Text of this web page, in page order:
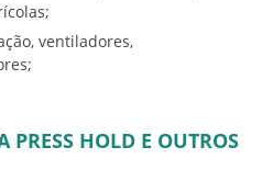
ventiladores,
PRESS HOLD E OUTROS